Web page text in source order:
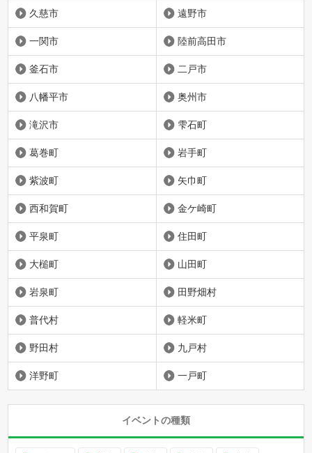
久慈市 遠野市
一関市 陸前高田市
釜石市 二戸市
八幡平市 奥州市
滝沢市 雫石町
葛巻町 岩手町
紫波町 矢巾町
西和賀町 金ケ崎町
平泉町 住田町
大槌町 山田町
岩泉町 田野畑村
普代村 軽米町
野田村 九戸村
洋野町 一戸町
イベントの種類